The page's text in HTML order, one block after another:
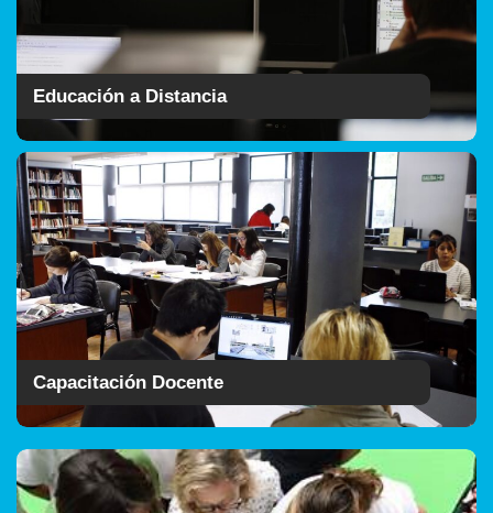
Educación a Distancia
Capacitación Docente